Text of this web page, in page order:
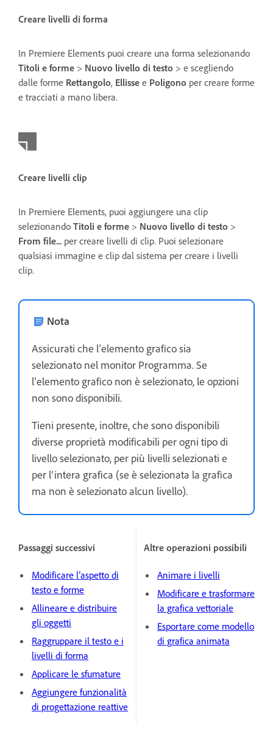
Creare livelli di forma
In Premiere Elements puoi creare una forma selezionando
Titoli e forme > Nuovo livello di testo > e scegliendo
dalle forme Rettangolo, Ellisse e Poligono per creare forme
e tracciati a mano libera.
Creare livelli clip
In Premiere Elements, puoi aggiungere una clip
selezionando Titoli e forme > Nuovo livello di testo >
From file... per creare livelli di clip. Puoi selezionare
qualsiasi immagine e clip dal sistema per creare i livelli
clip.
Nota
Assicurati che l’elemento grafico sia
selezionato nel monitor Programma. Se
l’elemento grafico non è selezionato, le opzioni
non sono disponibili.
Tieni presente, inoltre, che sono disponibili
diverse proprietà modificabili per ogni tipo di
livello selezionato, per più livelli selezionati e
per l’intera grafica (se è selezionata la grafica
ma non è selezionato alcun livello).
Passaggi successivi
Modificare l’aspetto di
testo e forme
Allineare e distribuire
gli oggetti
Raggruppare il testo e i
livelli di forma
Applicare le sfumature
Aggiungere funzionalità
di progettazione reattive
Altre operazioni possibili
Animare i livelli
Modificare e trasformare
la grafica vettoriale
Esportare come modello
di grafica animata